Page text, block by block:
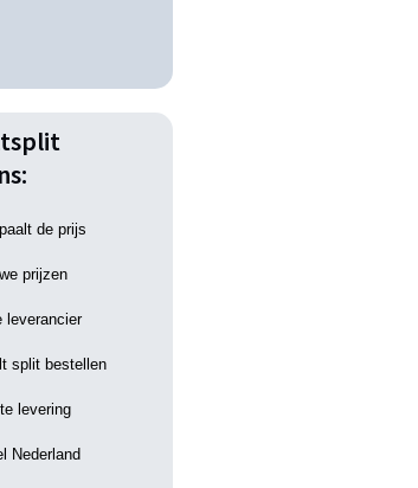
de prijs
prijzen
leverancier
split bestellen
levering
Nederland